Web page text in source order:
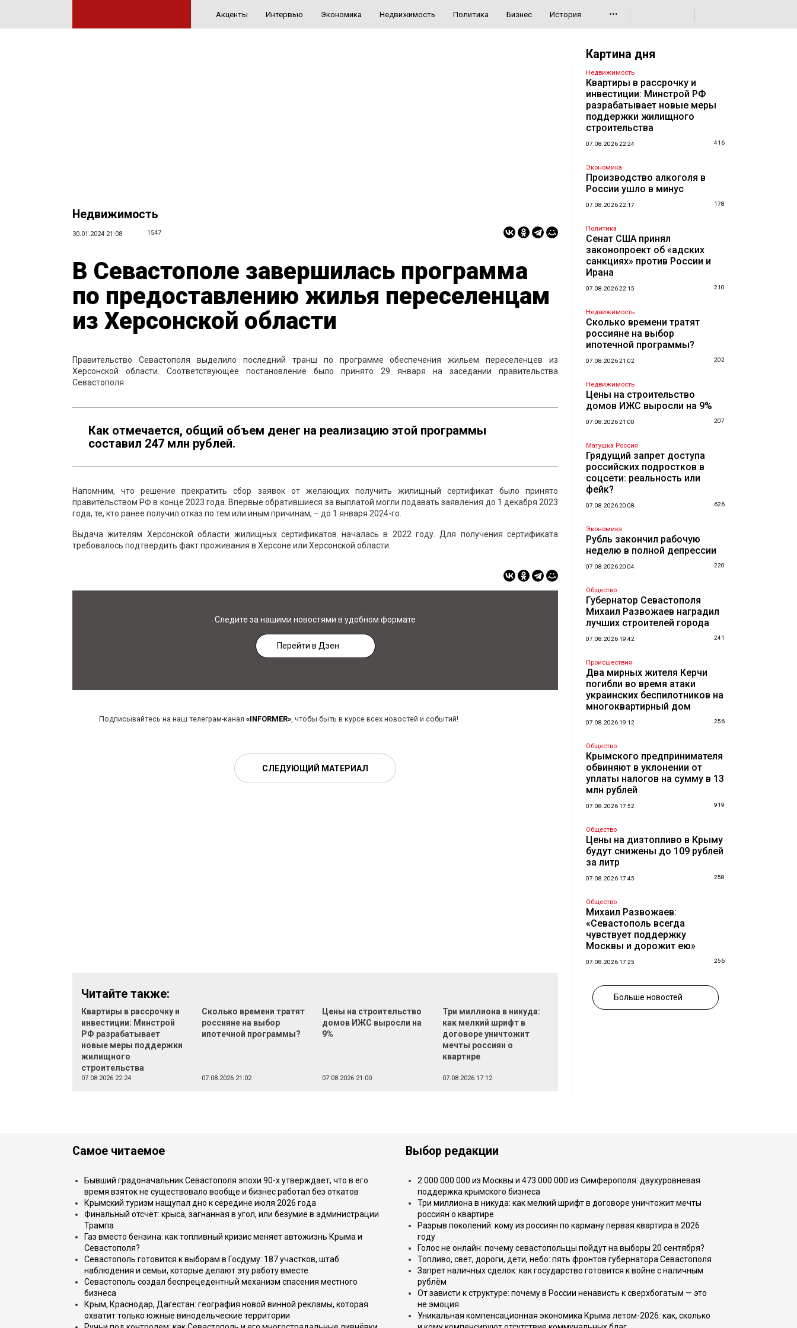
Акценты Интервью Экономика Недвижимость Политика Бизнес История •••
Недвижимость
30.01.2024 21:08 1547
В Севастополе завершилась программа
по предоставлению жилья переселенцам
из Херсонской области
Правительство Севастополя выделило последний транш по программе обеспечения жильем переселенцев из
Херсонской области. Соответствующее постановление было принято 29 января на заседании правительства
Севастополя.
Как отмечается, общий объем денег на реализацию этой программы
составил 247 млн рублей.
Напомним, что решение прекратить сбор заявок от желающих получить жилищный сертификат было принято
правительством РФ в конце 2023 года. Впервые обратившиеся за выплатой могли подавать заявления до 1 декабря 2023
года, те, кто ранее получил отказ по тем или иным причинам, – до 1 января 2024-го.
Выдача жителям Херсонской области жилищных сертификатов началась в 2022 году. Для получения сертификата
требовалось подтвердить факт проживания в Херсоне или Херсонской области.
Следите за нашими новостями в удобном формате
Перейти в Дзен
Подписывайтесь на наш телеграм-канал «INFORMER», чтобы быть в курсе всех новостей и событий!
СЛЕДУЮЩИЙ МАТЕРИАЛ
Читайте также:
Квартиры в рассрочку и
инвестиции: Минстрой
РФ разрабатывает
новые меры поддержки
жилищного
строительства
07.08.2026 22:24
Сколько времени тратят
россияне на выбор
ипотечной программы?
07.08.2026 21:02
Цены на строительство
домов ИЖС выросли на
9%
07.08.2026 21:00
Три миллиона в никуда:
как мелкий шрифт в
договоре уничтожит
мечты россиян о
квартире
07.08.2026 17:12
Картина дня
Недвижимость
Квартиры в рассрочку и
инвестиции: Минстрой РФ
разрабатывает новые меры
поддержки жилищного
строительства
07.08.2026 22:24 416
Экономика
Производство алкоголя в
России ушло в минус
07.08.2026 22:17 178
Политика
Сенат США принял
законопроект об «адских
санкциях» против России и
Ирана
07.08.2026 22:15 210
Недвижимость
Сколько времени тратят
россияне на выбор
ипотечной программы?
07.08.2026 21:02 202
Недвижимость
Цены на строительство
домов ИЖС выросли на 9%
07.08.2026 21:00 207
Матушка Россия
Грядущий запрет доступа
российских подростков в
соцсети: реальность или
фейк?
07.08.2026 20:08 626
Экономика
Рубль закончил рабочую
неделю в полной депрессии
07.08.2026 20:04 220
Общество
Губернатор Севастополя
Михаил Развожаев наградил
лучших строителей города
07.08.2026 19:42 241
Происшествия
Два мирных жителя Керчи
погибли во время атаки
украинских беспилотников на
многоквартирный дом
07.08.2026 19:12 256
Общество
Крымского предпринимателя
обвиняют в уклонении от
уплаты налогов на сумму в 13
млн рублей
07.08.2026 17:52 919
Общество
Цены на дизтопливо в Крыму
будут снижены до 109 рублей
за литр
07.08.2026 17:45 258
Общество
Михаил Развожаев:
«Севастополь всегда
чувствует поддержку
Москвы и дорожит ею»
07.08.2026 17:25 256
Больше новостей
Самое читаемое
Бывший градоначальник Севастополя эпохи 90-х утверждает, что в его
время взяток не существовало вообще и бизнес работал без откатов
Крымский туризм нащупал дно к середине июля 2026 года
Финальный отсчёт: крыса, загнанная в угол, или безумие в администрации
Трампа
Газ вместо бензина: как топливный кризис меняет автожизнь Крыма и
Севастополя?
Севастополь готовится к выборам в Госдуму: 187 участков, штаб
наблюдения и семьи, которые делают эту работу вместе
Севастополь создал беспрецедентный механизм спасения местного
бизнеса
Крым, Краснодар, Дагестан: география новой винной рекламы, которая
охватит только южные винодельческие территории
Выбор редакции
2 000 000 000 из Москвы и 473 000 000 из Симферополя: двухуровневая
поддержка крымского бизнеса
Три миллиона в никуда: как мелкий шрифт в договоре уничтожит мечты
россиян о квартире
Разрыв поколений: кому из россиян по карману первая квартира в 2026
году
Голос не онлайн: почему севастопольцы пойдут на выборы 20 сентября?
Топливо, свет, дороги, дети, небо: пять фронтов губернатора Севастополя
Запрет наличных сделок: как государство готовится к войне с наличным
рублём
От зависти к структуре: почему в России ненависть к сверхбогатым — это
не эмоция
Уникальная компенсационная экономика Крыма летом-2026: как, сколько